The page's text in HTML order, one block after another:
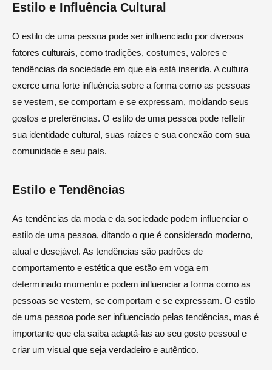
Estilo e Influência Cultural
O estilo de uma pessoa pode ser influenciado por diversos
fatores culturais, como tradições, costumes, valores e
tendências da sociedade em que ela está inserida. A cultura
exerce uma forte influência sobre a forma como as pessoas
se vestem, se comportam e se expressam, moldando seus
gostos e preferências. O estilo de uma pessoa pode refletir
sua identidade cultural, suas raízes e sua conexão com sua
comunidade e seu país.
Estilo e Tendências
As tendências da moda e da sociedade podem influenciar o
estilo de uma pessoa, ditando o que é considerado moderno,
atual e desejável. As tendências são padrões de
comportamento e estética que estão em voga em
determinado momento e podem influenciar a forma como as
pessoas se vestem, se comportam e se expressam. O estilo
de uma pessoa pode ser influenciado pelas tendências, mas é
importante que ela saiba adaptá-las ao seu gosto pessoal e
criar um visual que seja verdadeiro e autêntico.